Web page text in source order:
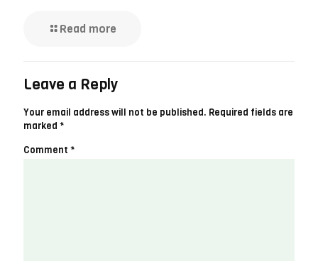
Read more
Leave a Reply
Your email address will not be published. Required fields are
marked *
Comment *